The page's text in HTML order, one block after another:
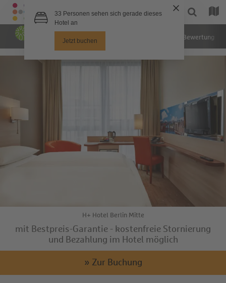
Bewertung
H+ Hotel Berlin Mitte
mit Bestpreis-Garantie - kostenfreie Stornierung
und Bezahlung im Hotel möglich
» Zur Buchung